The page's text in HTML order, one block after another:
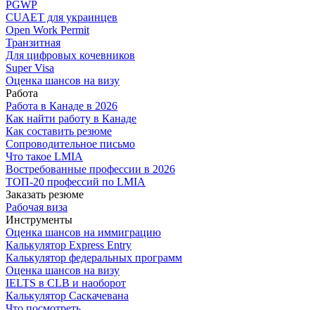
PGWP
CUAET для украинцев
Open Work Permit
Транзитная
Для цифровых кочевников
Super Visa
Оценка шансов на визу
Работа
Работа в Канаде в 2026
Как найти работу в Канаде
Как составить резюме
Сопроводительное письмо
Что такое LMIA
Востребованные профессии в 2026
ТОП-20 профессий по LMIA
Заказать резюме
Рабочая виза
Инструменты
Оценка шансов на иммиграцию
Калькулятор Express Entry
Калькулятор федеральных программ
Оценка шансов на визу
IELTS в CLB и наоборот
Калькулятор Саскачевана